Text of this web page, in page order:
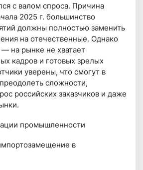
с валом спроса. Причина
2025 г. большинство
должны полностью заменить
на отечественные. Однако
— на рынке не хватает
кадров и готовых зрелых
уверены, что смогут в
сложности,
российских заказчиков и даже
промышленности
в